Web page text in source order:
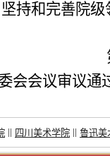
持和完善院
会会议审议通
|| 四川美术学院 || 鲁迅美